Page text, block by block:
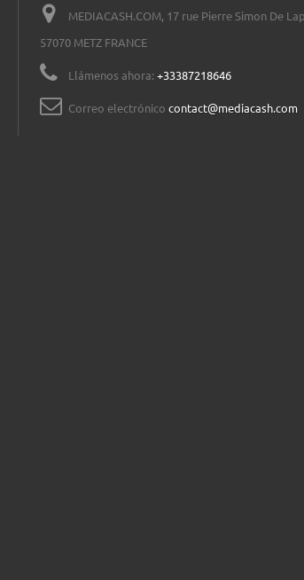
MEDIACASH.COM, 17 rue Pierre Simon De
57070 METZ FRANCE
Llámenos ahora: +33387218646
Correo electrónico contact@mediacash.com